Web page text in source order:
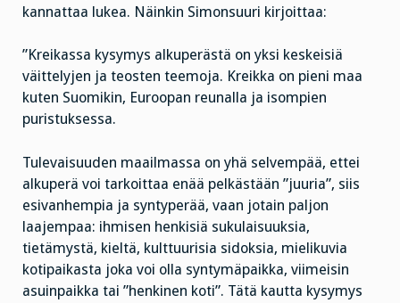
kannattaa lukea. Näinkin Simonsuuri kirjoittaa:
”Kreikassa kysymys alkuperästä on yksi keskeisiä
väittelyjen ja teosten teemoja. Kreikka on pieni maa
kuten Suomikin, Euroopan reunalla ja isompien
puristuksessa.
Tulevaisuuden maailmassa on yhä selvempää, ettei
alkuperä voi tarkoittaa enää pelkästään ”juuria”, siis
esivanhempia ja syntyperää, vaan jotain paljon
laajempaa: ihmisen henkisiä sukulaisuuksia,
tietämystä, kieltä, kulttuurisia sidoksia, mielikuvia
kotipaikasta joka voi olla syntymäpaikka, viimeisin
asuinpaikka tai ”henkinen koti”. Tätä kautta kysymys